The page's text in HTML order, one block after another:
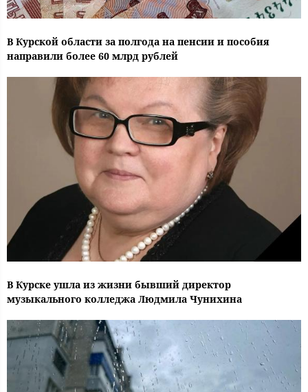
В Курской области за полгода на пенсии и пособия
направили более 60 млрд рублей
В Курске ушла из жизни бывший директор
музыкального колледжа Людмила Чунихина